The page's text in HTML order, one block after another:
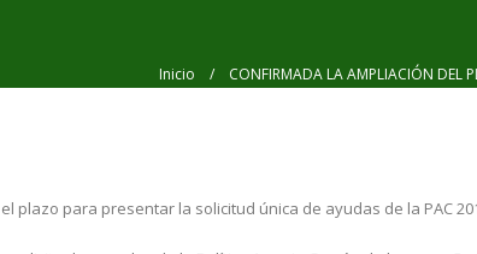
Inicio / CONFIRMADA LA AMPLIACIÓN DEL
plazo para presentar la solicitud única de ayudas de la PAC